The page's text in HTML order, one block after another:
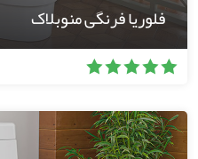
فلوریا فرنگی منوبلاک